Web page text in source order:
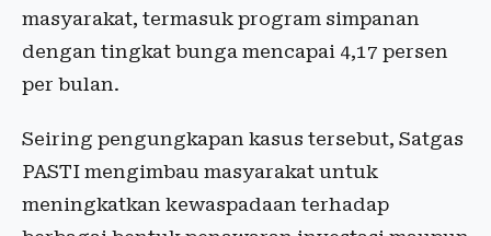
masyarakat, termasuk program simpanan
dengan tingkat bunga mencapai 4,17 persen
per bulan.
Seiring pengungkapan kasus tersebut, Satgas
PASTI mengimbau masyarakat untuk
meningkatkan kewaspadaan terhadap